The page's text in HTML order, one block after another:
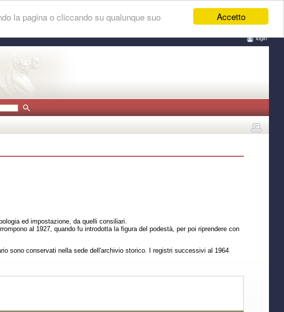
Accetto
la pagina o cliccando su qualunque suo
login
ed impostazione, da quelli consiliari.
al 1927, quando fu introdotta la figura del podestà, per poi riprendere con
sono conservati nella sede dell'archivio storico. I registri successivi al 1964